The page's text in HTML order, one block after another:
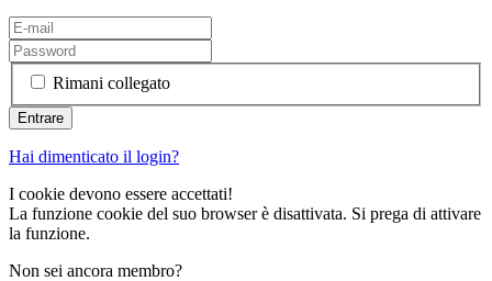
Rimani collegato
Hai dimenticato il login?
I cookie devono essere accettati!
La funzione cookie del suo browser è disattivata. Si prega di attivare
la funzione.
Non sei ancora membro?